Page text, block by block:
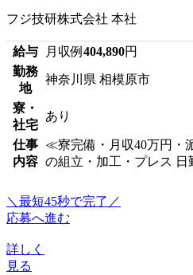
フジ技研株式会社 本社
給与 月収例 404,890円
勤務
地
神奈川県 相模原市
寮・
社宅
あり
仕事
内容
≪寮完備・月収40万円・
の組立・加工・プレス 日
＼最短45秒で完了／
応募へ進む
詳しく
見る